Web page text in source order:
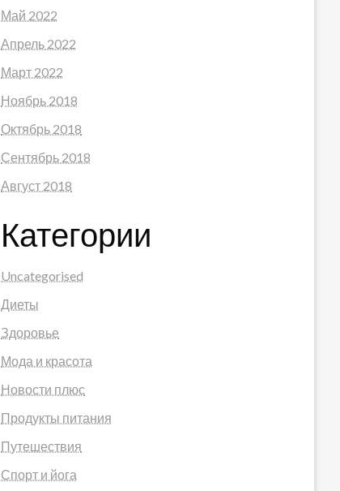
Май 2022
Апрель 2022
Март 2022
Ноябрь 2018
Октябрь 2018
Сентябрь 2018
Август 2018
Категории
Uncategorised
Диеты
Здоровье
Мода и красота
Новости плюс
Продукты питания
Путешествия
Спорт и йога